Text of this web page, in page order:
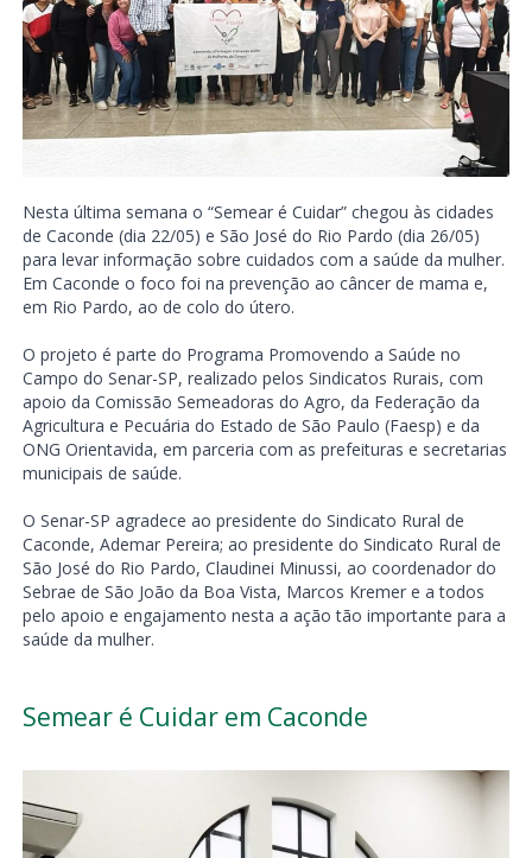
Nesta última semana o “Semear é Cuidar” chegou às cidades
de Caconde (dia 22/05) e São José do Rio Pardo (dia 26/05)
para levar informação sobre cuidados com a saúde da mulher.
Em Caconde o foco foi na prevenção ao câncer de mama e,
em Rio Pardo, ao de colo do útero.
O projeto é parte do Programa Promovendo a Saúde no
Campo do Senar-SP, realizado pelos Sindicatos Rurais, com
apoio da Comissão Semeadoras do Agro, da Federação da
Agricultura e Pecuária do Estado de São Paulo (Faesp) e da
ONG Orientavida, em parceria com as prefeituras e secretarias
municipais de saúde.
O Senar-SP agradece ao presidente do Sindicato Rural de
Caconde, Ademar Pereira; ao presidente do Sindicato Rural de
São José do Rio Pardo, Claudinei Minussi, ao coordenador do
Sebrae de São João da Boa Vista, Marcos Kremer e a todos
pelo apoio e engajamento nesta a ação tão importante para a
saúde da mulher.
Semear é Cuidar em Caconde